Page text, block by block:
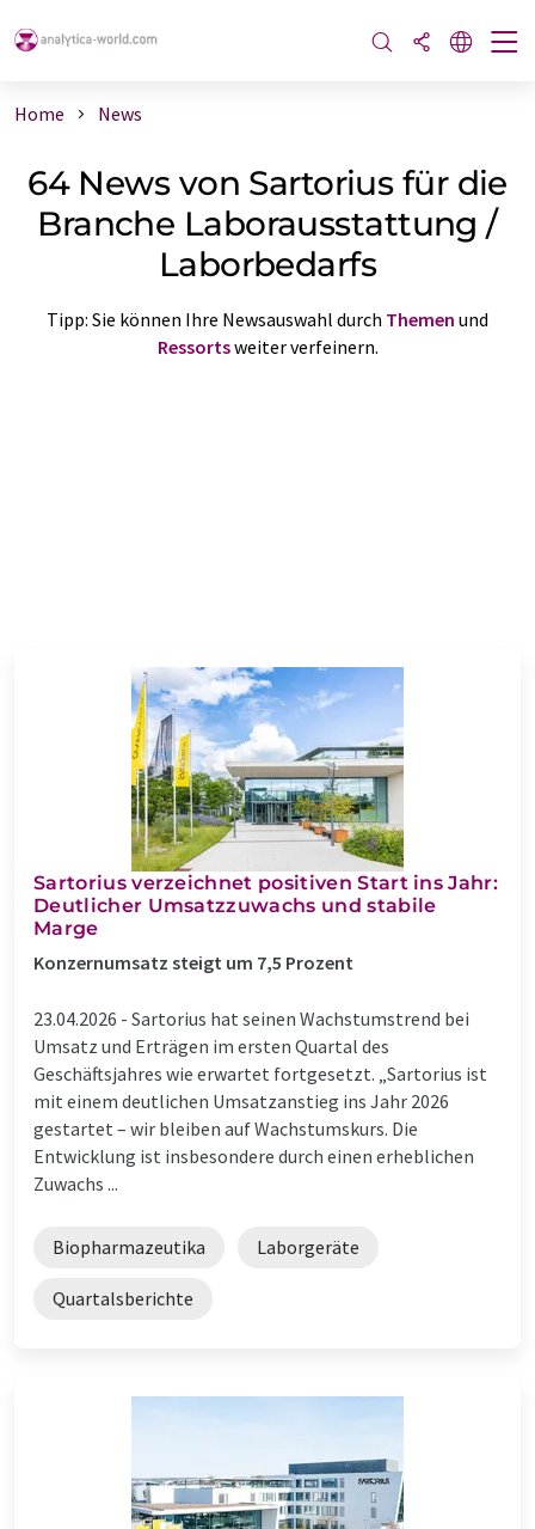
Home News
64 News von Sartorius für die
Branche Laborausstattung /
Laborbedarfs
Tipp: Sie können Ihre Newsauswahl durch Themen und
Ressortsweiter verfeinern.
Sartorius verzeichnet positiven Start ins Jahr:
Deutlicher Umsatzzuwachs und stabile
Marge
Konzernumsatz steigt um 7,5 Prozent
23.04.2026 - Sartorius hat seinen Wachstumstrend bei
Umsatz und Erträgen im ersten Quartal des
Geschäftsjahres wie erwartet fortgesetzt. „Sartorius ist
mit einem deutlichen Umsatzanstieg ins Jahr 2026
gestartet – wir bleiben auf Wachstumskurs. Die
Entwicklung ist insbesondere durch einen erheblichen
Zuwachs ...
Biopharmazeutika Laborgeräte
Quartalsberichte